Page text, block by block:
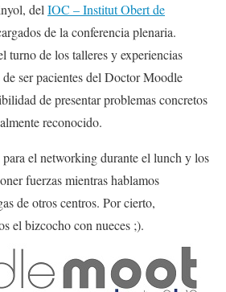
del IOC – Institut Obert de
de la conferencia plenaria.
turno de los talleres y experiencias
ser pacientes del Doctor Moodle
de presentar problemas concretos
reconocido.
para el networking durante el lunch y los
fuerzas mientras hablamos
de otros centros. Por cierto,
el bizcocho con nueces ;).